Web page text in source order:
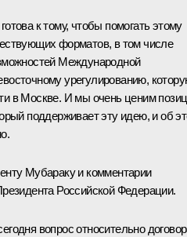
к тому, чтобы помогать этому
форматов, в том числе
Международной
урегулированию,
в Москве. И мы очень ценим
поддерживает эту идею, и об
Мубараку и комментарии
Российской Федерации.
вопрос относительно